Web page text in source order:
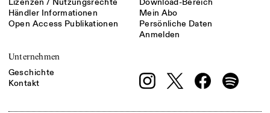
Händler Informationen
Open Access Publikationen
Mein Abo
Persönliche Daten
Anmelden
Unternehmen
Geschichte
Kontakt